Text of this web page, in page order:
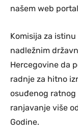
našem web portal
Komisija za istinu
nadležnim
Hercegovine da
radnje za hitno
osuđenog ratnog
ranjavanje više
Godine.